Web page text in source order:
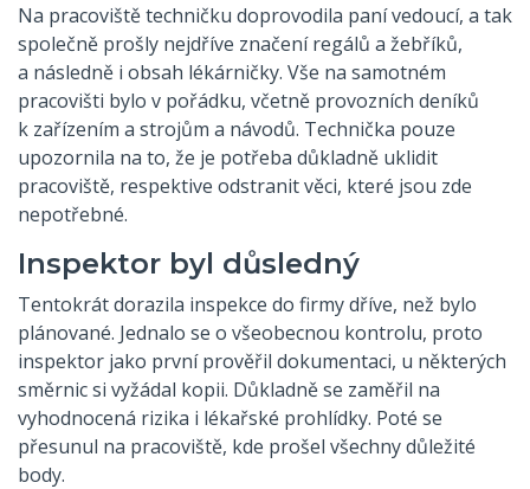
Na pracoviště techničku doprovodila paní vedoucí, a tak
společně prošly nejdříve značení regálů a žebříků,
a následně i obsah lékárničky. Vše na samotném
pracovišti bylo v pořádku, včetně provozních deníků
k zařízením a strojům a návodů. Technička pouze
upozornila na to, že je potřeba důkladně uklidit
pracoviště, respektive odstranit věci, které jsou zde
nepotřebné.
Inspektor byl důsledný
Tentokrát dorazila inspekce do firmy dříve, než bylo
plánované. Jednalo se o všeobecnou kontrolu, proto
inspektor jako první prověřil dokumentaci, u některých
směrnic si vyžádal kopii. Důkladně se zaměřil na
vyhodnocená rizika i lékařské prohlídky. Poté se
přesunul na pracoviště, kde prošel všechny důležité
body.